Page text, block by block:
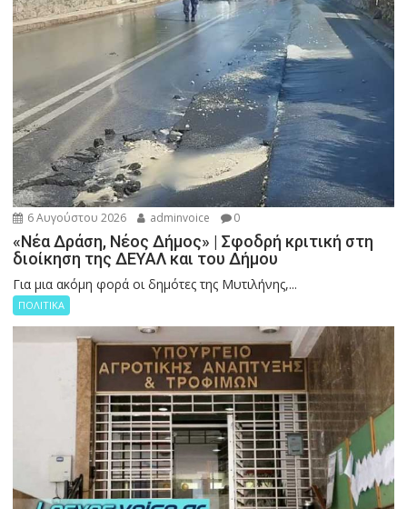
6 Αυγούστου 2026 adminvoice 0
«Νέα Δράση, Νέος Δήμος» | Σφοδρή κριτική στη
διοίκηση της ΔΕΥΑΛ και του Δήμου
Για μια ακόμη φορά οι δημότες της Μυτιλήνης,...
ΠΟΛΙΤΙΚΑ